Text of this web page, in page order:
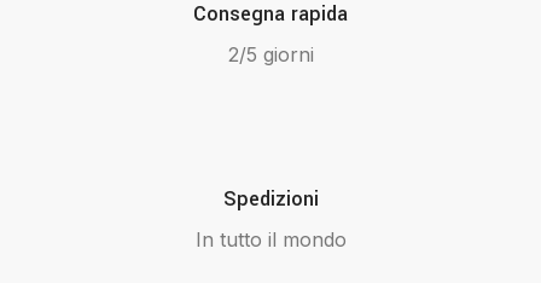
Consegna rapida
2/5 giorni
Spedizioni
In tutto il mondo